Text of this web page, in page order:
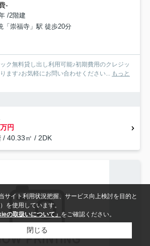
-
/2階建
「崇福寺」駅 徒歩20分
ク無料貸し出し利用可能♪初期費用のクレジッ
ます♪お気軽にお問い合わせください...
もっと
円
/ 40.33㎡ / 2DK
サイト利用状況把握、サービス向上検討を目的と
を使用しています。
の取扱いについて」 をご確認ください。
閉じる